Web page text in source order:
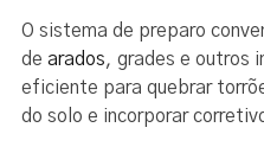
O sistema de preparo
de arados, grades e outros
eficiente para quebrar
do solo e incorporar